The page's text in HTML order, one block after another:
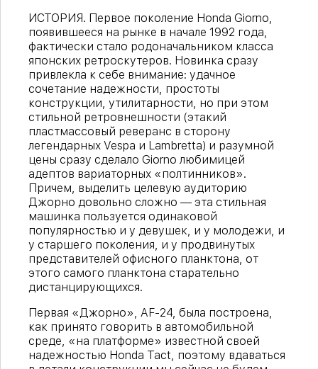
ИСТОРИЯ. Первое поколение Honda Giorno,
появившееся на рынке в начале 1992 года,
фактически стало родоначальником класса
японских ретроскутеров. Новинка сразу
привлекла к себе внимание: удачное
сочетание надежности, простоты
конструкции, утилитарности, но при этом
стильной ретровнешности (этакий
пластмассовый реверанс в сторону
легендарных Vespa и Lambretta) и разумной
цены сразу сделало Giorno любимицей
адептов вариаторных «полтинников».
Причем, выделить целевую аудиторию
Джорно довольно сложно — эта стильная
машинка пользуется одинаковой
популярностью и у девушек, и у молодежи, и
у старшего поколения, и у продвинутых
представителей офисного планктона, от
этого самого планктона старательно
дистанцирующихся.
Первая «Джорно», AF-24, была построена,
как принято говорить в автомобильной
среде, «на платформе» известной своей
надежностью Honda Tact, поэтому вдаваться